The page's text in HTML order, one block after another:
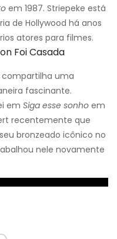
em 1987. Striepeke está
de Hollywood há anos
atores para filmes.
Foi Casada
compartilha uma
fascinante.
em Siga esse sonho em
recentemente que
bronzeado icônico no
nele novamente